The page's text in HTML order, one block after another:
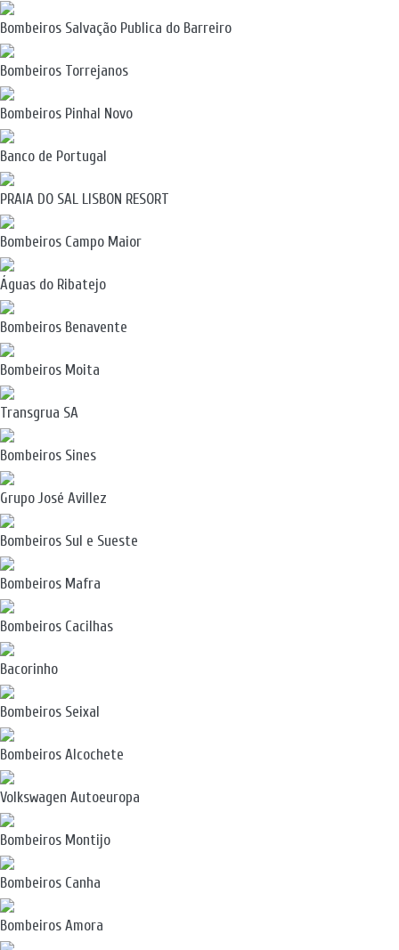
Bombeiros Salvação Publica do Barreiro
Bombeiros Torrejanos
Bombeiros Pinhal Novo
Banco de Portugal
PRAIA DO SAL LISBON RESORT
Bombeiros Campo Maior
Águas do Ribatejo
Bombeiros Benavente
Bombeiros Moita
Transgrua SA
Bombeiros Sines
Grupo José Avillez
Bombeiros Sul e Sueste
Bombeiros Mafra
Bombeiros Cacilhas
Bacorinho
Bombeiros Seixal
Bombeiros Alcochete
Volkswagen Autoeuropa
Bombeiros Montijo
Bombeiros Canha
Bombeiros Amora